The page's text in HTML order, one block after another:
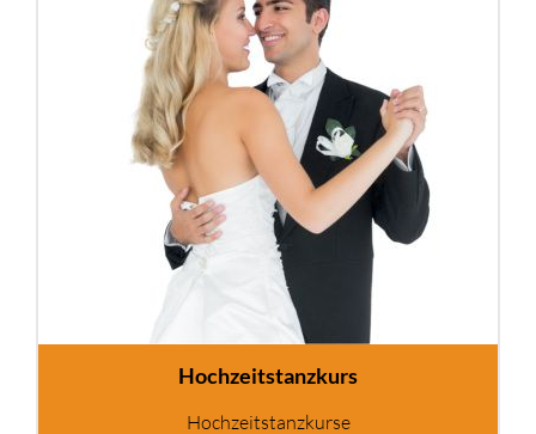
Hochzeitstanzkurs
Hochzeitstanzkurse